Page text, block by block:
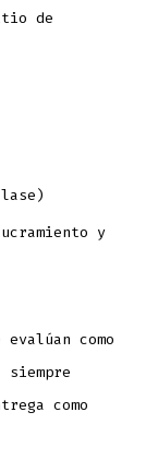
de
y
como
siempre
como